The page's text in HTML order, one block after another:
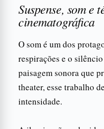
Suspense, som e
cinematográfica
O som é um dos
respirações e o
paisagem sonora que
theater, esse trabalho
intensidade.